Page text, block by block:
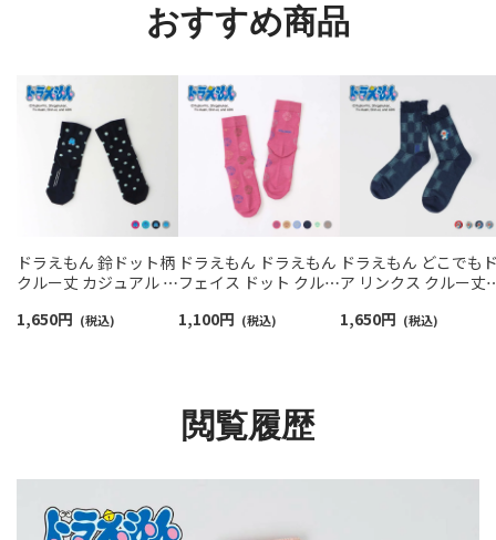
おすすめ商品
ドラえもん 鈴ドット柄
クルー丈 カジュアル ソ
製 03297104
1,650円 (税込)
ドラえもん ドラえもん
フェイス ドット クルー
レディース 03297120
1,100円 (税込)
ドラえもん どこでも
ア リンクス クルー丈
ディース 日本製
1,650円 (税込)
閲覧履歴